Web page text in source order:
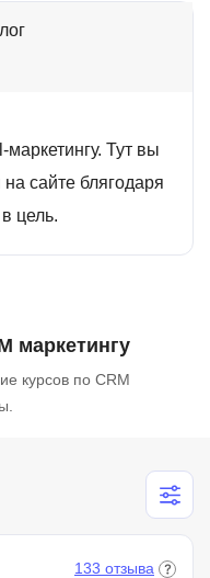
Тут вы
сайте блягодаря
цель.
маркетингу
курсов по CRM
133 отзыва